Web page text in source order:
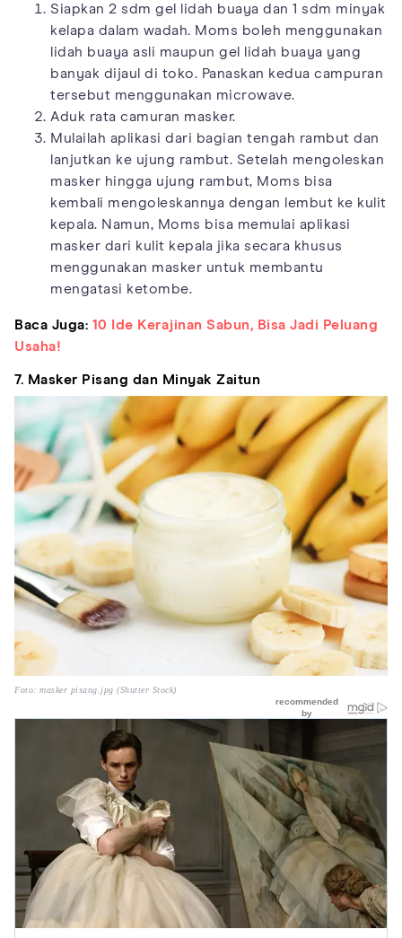
Siapkan 2 sdm gel lidah buaya dan 1 sdm minyak
kelapa dalam wadah. Moms boleh menggunakan
lidah buaya asli maupun gel lidah buaya yang
banyak dijaul di toko. Panaskan kedua campuran
tersebut menggunakan microwave.
Aduk rata camuran masker.
Mulailah aplikasi dari bagian tengah rambut dan
lanjutkan ke ujung rambut. Setelah mengoleskan
masker hingga ujung rambut, Moms bisa
kembali mengoleskannya dengan lembut ke kulit
kepala. Namun, Moms bisa memulai aplikasi
masker dari kulit kepala jika secara khusus
menggunakan masker untuk membantu
mengatasi ketombe.
Baca Juga: 10 Ide Kerajinan Sabun, Bisa Jadi Peluang
Usaha!
7. Masker Pisang dan Minyak Zaitun
Foto: masker pisang.jpg (Shutter Stock)